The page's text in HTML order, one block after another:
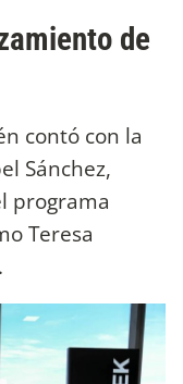
de
contó con la
Sánchez,
programa
Teresa